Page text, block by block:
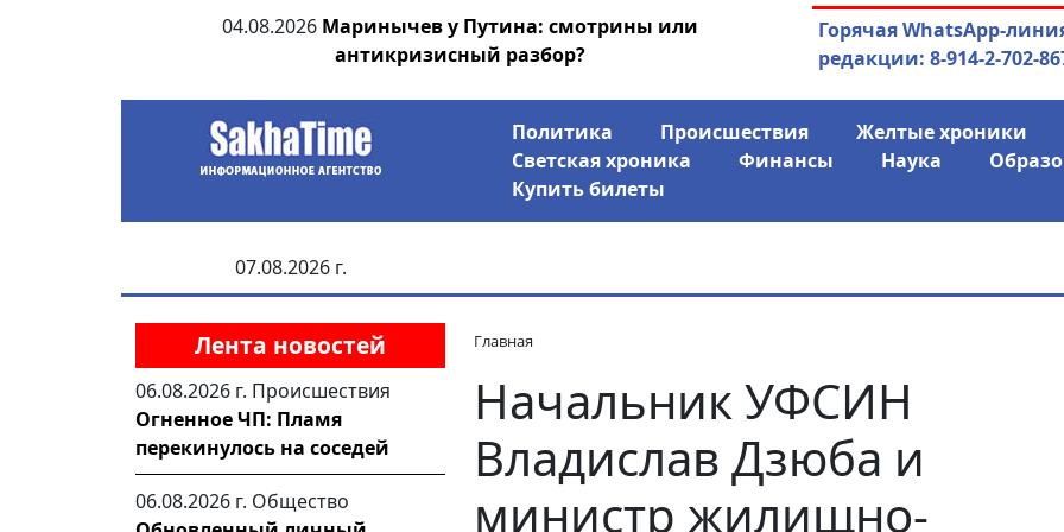
04.08.2026 Маринычев у Путина: смотрины или
антикризисный разбор?
04.08.2026Маски
заявил о
Горячая WhatsApp-
редакции: 8-914-2-702-
Политика Происшествия Желтые хроники
Светская хроника
Финансы Наука
Купить билеты
07.08.2026 г.
Лента новостей
06.08.2026 г. Происшествия
Огненное ЧП: Пламя
перекинулось на соседей
06.08.2026 г. Общество
Главная
Начальник УФСИН
Владислав Дзюба и
министр жилищно-